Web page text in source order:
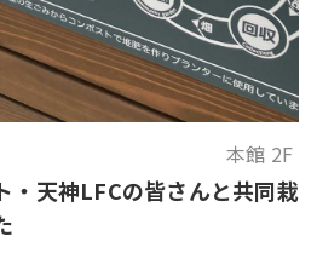
本館 2F
・天神LFCの皆さんと共同栽